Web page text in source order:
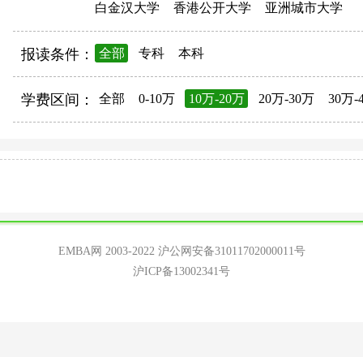
白金汉大学
香港公开大学 亚洲城市大学
报读条件： 全部 专科 本科
学费区间： 全部 0-10万 10万-20万 20万-30万 30万-
EMBA网 2003-2022 沪公网安备31011702000011号
沪ICP备13002341号